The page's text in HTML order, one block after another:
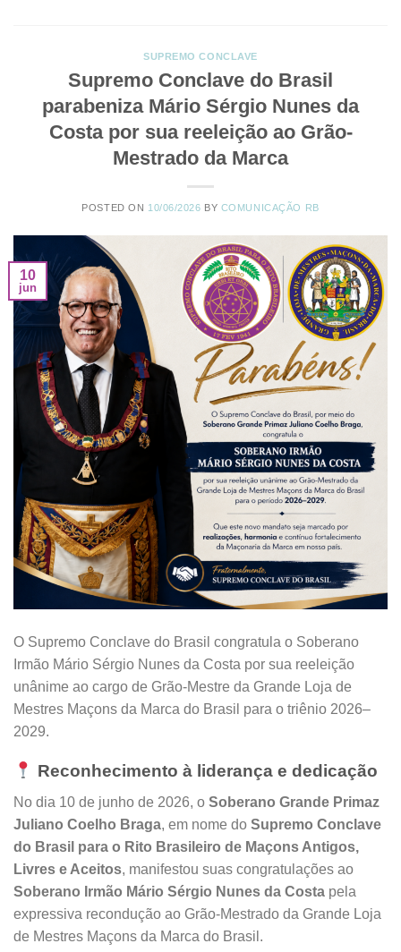
SUPREMO CONCLAVE
Supremo Conclave do Brasil
parabeniza Mário Sérgio Nunes da
Costa por sua reeleição ao Grão-
Mestrado da Marca
POSTED ON 10/06/2026 BY COMUNICAÇÃO RB
10
jun
O Supremo Conclave do Brasil congratula o Soberano
Irmão Mário Sérgio Nunes da Costa por sua reeleição
unânime ao cargo de Grão-Mestre da Grande Loja de
Mestres Maçons da Marca do Brasil para o triênio 2026–
2029.
Reconhecimento à liderança e dedicação
No dia 10 de junho de 2026, o Soberano Grande Primaz
Juliano Coelho Braga, em nome do Supremo Conclave
do Brasil para o Rito Brasileiro de Maçons Antigos,
Livres e Aceitos, manifestou suas congratulações ao
Soberano Irmão Mário Sérgio Nunes da Costa pela
expressiva recondução ao Grão-Mestrado da Grande Loja
de Mestres Maçons da Marca do Brasil.